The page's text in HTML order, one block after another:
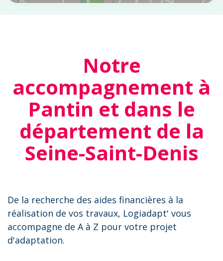
Notre
accompagnement à
Pantin et dans le
département de la
Seine-Saint-Denis
De la recherche des aides financières à la
réalisation de vos travaux, Logiadapt' vous
accompagne de A à Z pour votre projet
d'adaptation.